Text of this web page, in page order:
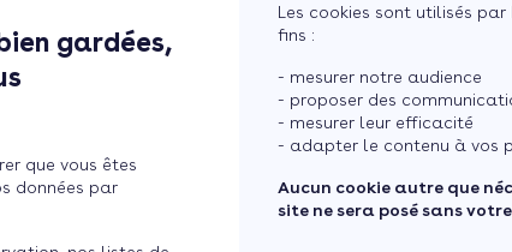
gardées,
que vous êtes
données par
Les cookies sont utilisés
fins :
- mesurer notre audience
- proposer des
- mesurer leur efficacité
- adapter le contenu à vos
Aucun cookie autre que
site ne sera posé sans
Chaudière
Dépannage chauffage
Aides chauffe-eau
thermodynamique
Batterie panneaux
Pergola
Store
Zem ...
d’Eric
énergétique